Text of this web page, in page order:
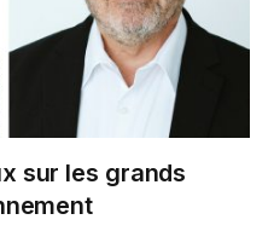
sur les grands